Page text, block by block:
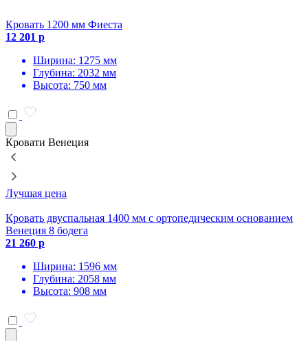
Кровать 1200 мм Фиеста
12 201 р
Ширина: 1275 мм
Глубина: 2032 мм
Высота: 750 мм
Кровати Венеция
Лучшая цена
Кровать двуспальная 1400 мм с ортопедическим основанием
Венеция 8 бодега
21 260 р
Ширина: 1596 мм
Глубина: 2058 мм
Высота: 908 мм